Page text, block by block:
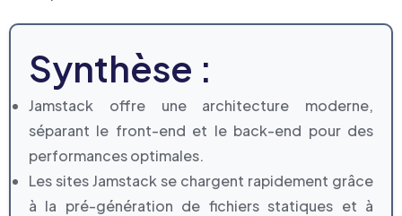
Synthèse :
Jamstack offre une architecture moderne,
séparant le front-end et le back-end pour des
performances optimales.
Les sites Jamstack se chargent rapidement grâce
à la pré-génération de fichiers statiques et à